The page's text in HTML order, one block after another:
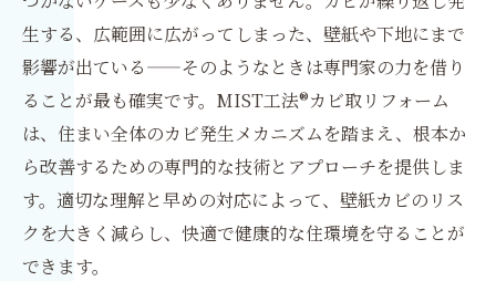
生する、広範囲に広がってしまった、壁紙や下地にまで
影響が出ている——そのようなときは専門家の力を借り
ることが最も確実です。MIST工法®カビ取リフォーム
は、住まい全体のカビ発生メカニズムを踏まえ、根本か
ら改善するための専門的な技術とアプローチを提供しま
す。適切な理解と早めの対応によって、壁紙カビのリス
クを大きく減らし、快適で健康的な住環境を守ることが
できます。